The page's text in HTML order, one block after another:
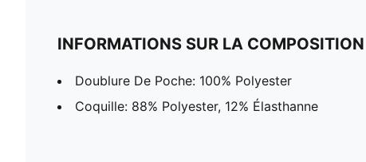
INFORMATIONS SUR LA COMPOSITION
Doublure De Poche: 100% Polyester
Coquille: 88% Polyester, 12% Élasthanne